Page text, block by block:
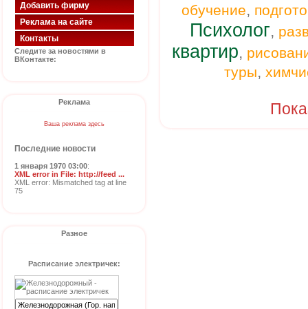
Добавить фирму
Реклама на сайте
Контакты
Следите за новостями в
ВКонтакте:
Реклама
Ваша реклама здесь
Последние новости
1 января 1970 03:00:
XML error in File: http://feed ...
XML error: Mismatched tag at line
75
Разное
Расписание электричек:
обучение,
Психолог,
квартир,
туры,